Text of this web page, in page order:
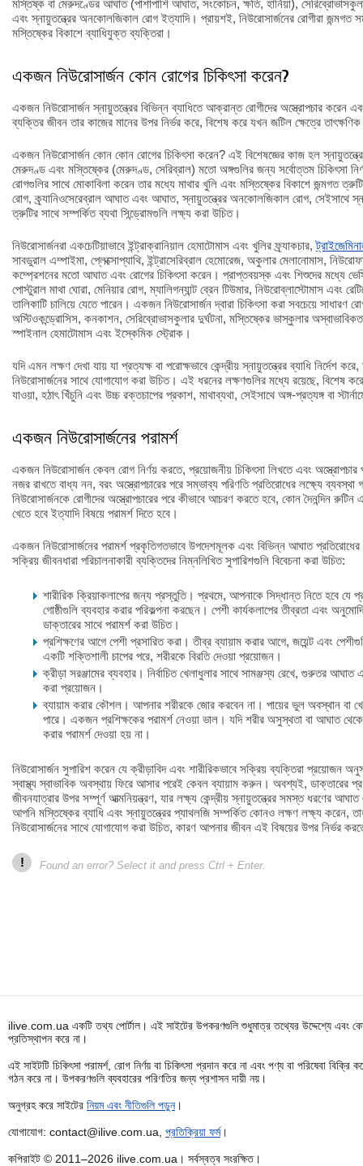
মস্তিষ্ক বা মেরুদণ্ডের আঘাত (পাশাপাশি আঘাত, সংকোচন, ক্ষতি, হার্নিয়া),
এবং স্নায়ুতন্ত্রের অনকোলজিকাল রোগ ইত্যাদি। প্রায়শই, নিউরোসার্জনের রোগীরা জন্মগত
মস্তিষ্কের বিকাশে ব্যাধিযুক্ত ব্যক্তিরা।
একজন নিউরোসার্জন কোন রোগের চিকিৎসা করেন?
একজন নিউরোসার্জন স্নায়ুতন্ত্রের বিভিন্ন ব্যাধিতে আক্রান্ত রোগীদের অস্ত্রোপচার করেন
ব্যক্তির জীবন তার কাজের মানের উপর নির্ভর করে, বিশেষ করে যখন জটিল ক্ষেত্রে
একজন নিউরোসার্জন কোন কোন রোগের চিকিৎসা করেন? এই বিশেষজ্ঞের কাজ হল
মেরুদণ্ড এবং মস্তিষ্কের (মেরুদণ্ড, সেরিব্রাল) মতো অঙ্গগুলির জন্য সর্বোত্তম চিকিৎসা
রোগগুলির সাথে মোকাবিলা করেন তার মধ্যে মাথার খুলি এবং মস্তিষ্কের বিকাশে জন্মগত
রোগ, ক্র্যানিওসেরেব্রাল আঘাত এবং আঘাত, স্নায়ুতন্ত্রের অনকোলজিকাল রোগ, সেইসাথে
ত্রুটির সাথে সম্পর্কিত ব্যথা সিন্ড্রোমগুলি লক্ষ্য করা উচিত।
নিউরোসার্জনরা একচেটিয়াভাবে ইন্ট্রাক্রানিয়াল হেমাটোমাস এবং খুলির ফ্র্যাকচার,
সাবডুরাল এম্পাইমা, প্লেক্সোপ্যাথি, ইন্ট্রাসেরিব্রাল হেমোরেজ, অকুলার মেলানোমাস,
কম্প্রেশনের মতো আঘাত এবং রোগের চিকিৎসা করেন। প্রাপ্তবয়স্ক এবং শিশুদের মধ্যে
পোস্টুরাল মাথা ঘোরা, মেনিয়ার রোগ, ম্যালিগন্যান্ট ব্রেন টিউমার, নিউরোব্লাস্টোমাস এবং
তালিকাটি চালিয়ে যেতে পারেন। একজন নিউরোসার্জন দ্বারা চিকিৎসা করা সবচেয়ে সাধারণ
অস্টিওকন্ড্রোসিস, কনকাশন, সেরিব্রোভাসকুলার দুর্ঘটনা, মস্তিষ্কের ভাস্কুলার
স্পাইনাল হেমাটোমাস এবং ইস্কেমিক স্ট্রোক।
যদি এমন লক্ষণ দেখা যায় যা প্রত্যক্ষ বা পরোক্ষভাবে কেন্দ্রীয় স্নায়ুতন্ত্রের ব্যাধি
নিউরোসার্জনের সাথে যোগাযোগ করা উচিত। এই ধরনের লক্ষণগুলির মধ্যে রয়েছে, বিশেষ
যাওয়া, হঠাৎ খিঁচুনি এবং উচ্চ রক্তচাপের প্রকাশ, মাথাব্যথা, সেইসাথে অঙ্গ-প্রত্যঙ্গ বা
একজন নিউরোসার্জনের পরামর্শ
একজন নিউরোসার্জন কেবল রোগ নির্ণয় করতে, প্রয়োজনীয় চিকিৎসা লিখতে এবং অস্ত্রোপচার
নজর রাখতে বাধ্য নন, বরং অস্ত্রোপচারের পরে সম্ভাব্য পরিণতি প্রতিরোধের লক্ষ্যে
নিউরোসার্জনকে রোগীদের অস্ত্রোপচারের পরে কীভাবে আচরণ করতে হবে, কোন দৈনন্দিন
খেতে হবে ইত্যাদি বিষয়ে পরামর্শ দিতে হবে।
একজন নিউরোসার্জনের পরামর্শ প্রকৃতিগতভাবে উপদেশমূলক এবং বিভিন্ন আঘাত
সক্রিয় জীবনধারা পরিচালনাকারী ব্যক্তিদের নিম্নলিখিত সুপারিশগুলি বিবেচনা করা উচিত:
শারীরিক ক্রিয়াকলাপের জন্য প্রস্তুতি। প্রথমে, আপনাকে সিদ্ধান্ত নিতে হবে যে
গোষ্ঠীগুলি ব্যবহার করার পরিকল্পনা করছেন। পেশী কার্যকলাপের তীব্রতা এবং
ডাক্তারের সাথে পরামর্শ করা উচিত।
প্রশিক্ষণের আগে পেশী প্রসারিত করা। তীব্র ব্যায়াম করার আগে, জয়েন্ট এবং
একটি শক্তিশালী চাপের পরে, শরীরকে বিরতি দেওয়া প্রয়োজন।
ক্রীড়া সরঞ্জামের ব্যবহার। নির্বাচিত খেলাধুলার সাথে সামঞ্জস্য রেখে, গুরুতর
করা প্রয়োজন।
ব্যায়াম করার কৌশল। আপনার শরীরকে জোর করবেন না। পায়ের ভুল অবস্থান বা
পারে। একজন প্রশিক্ষকের পরামর্শ নেওয়া ভাল। যদি শরীর অসুস্থতা বা আঘাত থেকে
করার পরামর্শ দেওয়া হয় না।
নিউরোসার্জন সুপারিশ করেন যে ক্রীড়াবিদ এবং শারীরিকভাবে সক্রিয় ব্যক্তিরা প্রয়োজন
স্বাস্থ্য স্বাভাবিক অবস্থায় ফিরে আসার পরেই কেবল ব্যায়াম করুন। অবশ্যই, ডাক্তারের
জীবনযাত্রার উপর সম্পূর্ণ আত্মনিয়ন্ত্রণ, যার লক্ষ্য কেন্দ্রীয় স্নায়ুতন্ত্রের সমস্ত ধরণের
আপনি মস্তিষ্কের ব্যাধি এবং স্নায়ুতন্ত্রের প্যাথলজি সম্পর্কিত কোনও লক্ষণ লক্ষ্য
নিউরোসার্জনের সাথে যোগাযোগ করা উচিত, কারণ আপনার জীবন এই বিষয়ের উপর নির্ভর
! Found an error? Select it and press Ctrl + Enter.
ilive.com.ua একটি তথ্য পোর্টাল। এই সাইটের উপকরণগুলি শুধুমাত্র তথ্যের উদ্দেশ্যে এবং
প্রতিস্থাপন করে না।
এই সাইটটি চিকিৎসা পরামর্শ, রোগ নির্ণয় বা চিকিৎসা প্রদান করে না এবং পণ্য বা পরিষেবা
গঠন করে না। উপকরণগুলি ব্যবহারের পরিণতির জন্য প্রশাসন দায়ী নয়।
অনুগ্রহ করে সাইটের নিয়ম এবং নীতিগুলি পড়ুন।
যোগাযোগ: contact@ilive.com.ua, প্রতিক্রিয়া ফর্ম।
কপিরাইট © 2011–2026 ilive.com.ua। সর্বস্বত্ব সংরক্ষিত।